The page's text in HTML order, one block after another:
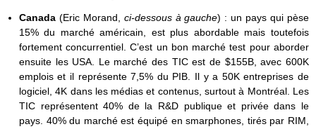
Canada (Eric Morand, ci-dessous à gauche) : un pays qui pèse
15% du marché américain, est plus abordable mais toutefois
fortement concurrentiel. C’est un bon marché test pour aborder
ensuite les USA. Le marché des TIC est de $155B, avec 600K
emplois et il représente 7,5% du PIB. Il y a 50K entreprises de
logiciel, 4K dans les médias et contenus, surtout à Montréal. Les
TIC représentent 40% de la R&D publique et privée dans le
pays. 40% du marché est équipé en smarphones, tirés par RIM,